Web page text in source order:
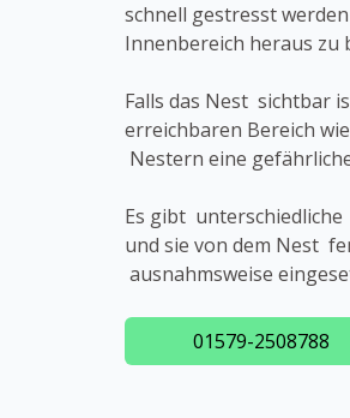
schnell gestresst
Innenbereich heraus zu
Falls das Nest sichtbar
erreichbaren Bereich
Nestern eine
Es gibt
und sie von dem Nest
ausnahmsweise
01579-2508788